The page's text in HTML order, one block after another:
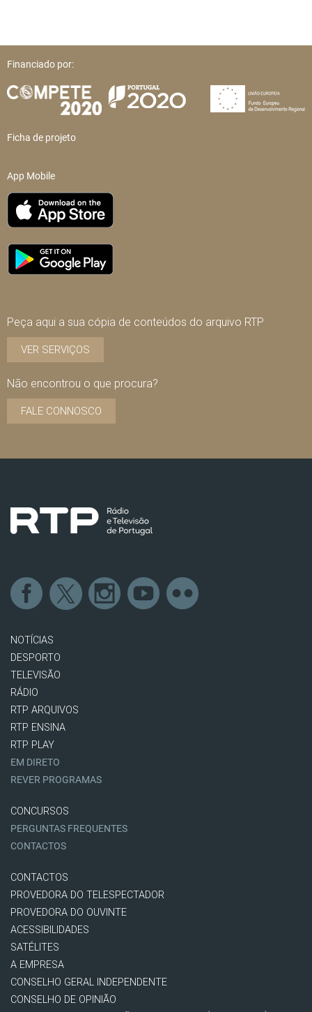
Financiado por:
Ficha de projeto
App Mobile
Peça aqui a sua cópia de conteúdos do arquivo RTP
VER SERVIÇOS
Não encontrou o que procura?
FALE CONNOSCO
NOTÍCIAS
DESPORTO
TELEVISÃO
RÁDIO
RTP ARQUIVOS
RTP ENSINA
RTP PLAY
EM DIRETO
REVER PROGRAMAS
CONCURSOS
PERGUNTAS FREQUENTES
CONTACTOS
CONTACTOS
PROVEDORA DO TELESPECTADOR
PROVEDORA DO OUVINTE
ACESSIBILIDADES
SATÉLITES
A EMPRESA
CONSELHO GERAL INDEPENDENTE
CONSELHO DE OPINIÃO